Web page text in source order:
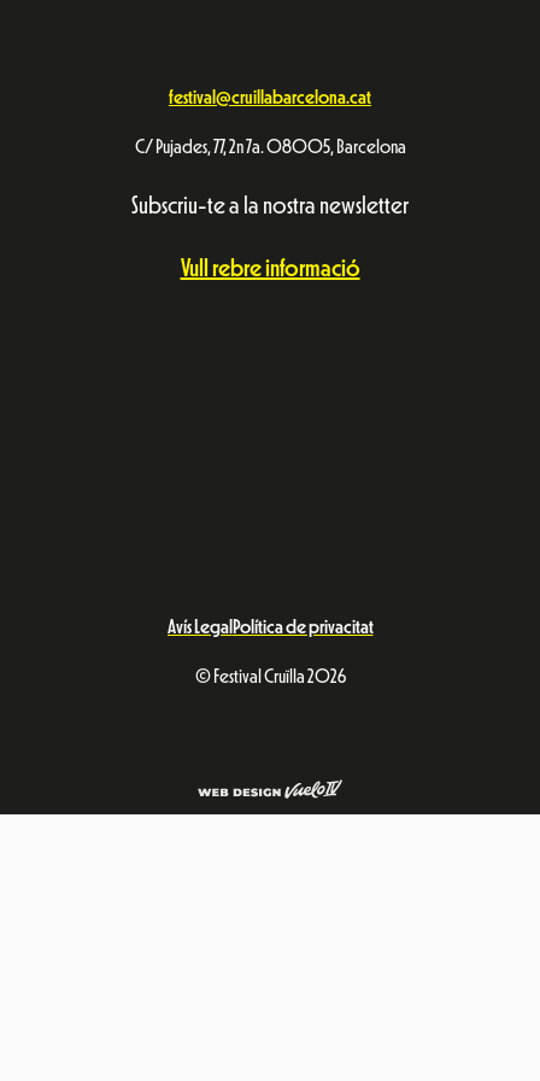
festival@cruillabarcelona.cat
C/ Pujades, 77, 2n 7a. 08005, Barcelona
Subscriu-te a la nostra newsletter
Vull rebre informació
Avís Legal Política de privacitat
© Festival Cruïlla 2026